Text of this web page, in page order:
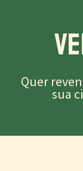
Quer
sua